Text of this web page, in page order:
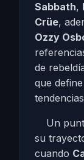
Sabbath,
Crüe,
Ozzy
de
que
Un
su
cuando